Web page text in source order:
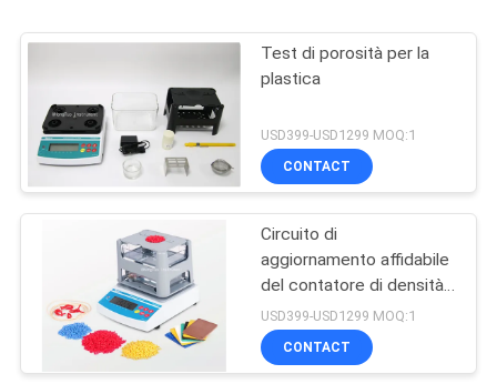
Test di porosità per la
plastica
USD399-USD1299 MOQ:1
CONTACT
Circuito di
aggiornamento affidabile
del contatore di densità
solida con filo di
connessione dati
USD399-USD1299 MOQ:1
CONTACT